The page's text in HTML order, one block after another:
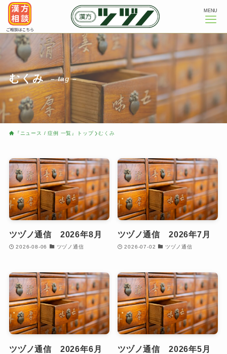
MENU
むくみ – tag –
『ニュース / 症例 一覧』トップ むくみ
ツヅノ通信 2026年8月
2026-08-06 ツヅノ通信
ツヅノ通信 2026年7月
2026-07-02 ツヅノ通信
ツヅノ通信 2026年6月 ツヅノ通信 2026年5月